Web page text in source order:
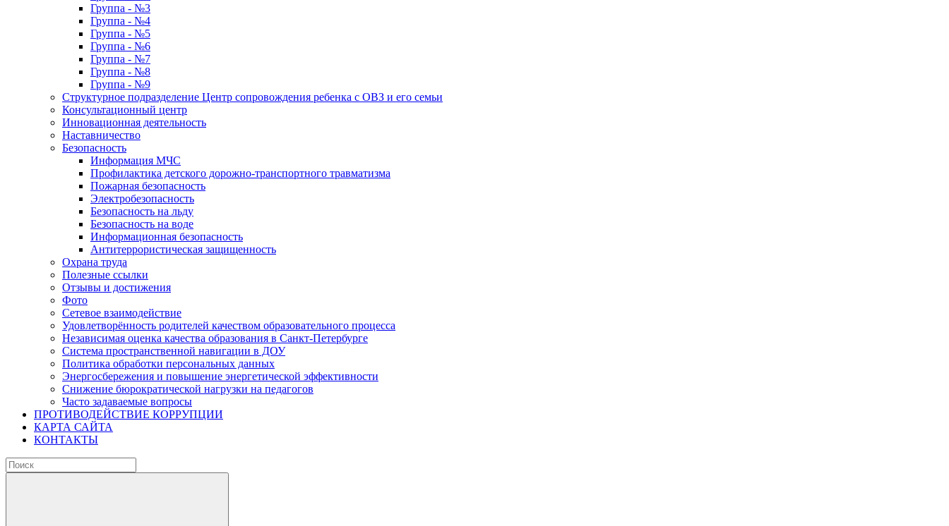
Группа - №3
Группа - №4
Группа - №5
Группа - №6
Группа - №7
Группа - №8
Группа - №9
Структурное подразделение Центр сопровождения ребенка с ОВЗ и его семьи
Консультационный центр
Инновационная деятельность
Наставничество
Безопасность
Информация МЧС
Профилактика детского дорожно-транспортного травматизма
Пожарная безопасность
Электробезопасность
Безопасность на льду
Безопасность на воде
Информационная безопасность
Антитеррористическая защищенность
Охрана труда
Полезные ссылки
Отзывы и достижения
Фото
Сетевое взаимодействие
Удовлетворённость родителей качеством образовательного процесса
Независимая оценка качества образования в Санкт-Петербурге
Система пространственной навигации в ДОУ
Политика обработки персональных данных
Энергосбережения и повышение энергетической эффективности
Снижение бюрократической нагрузки на педагогов
Часто задаваемые вопросы
ПРОТИВОДЕЙСТВИЕ КОРРУПЦИИ
КАРТА САЙТА
КОНТАКТЫ